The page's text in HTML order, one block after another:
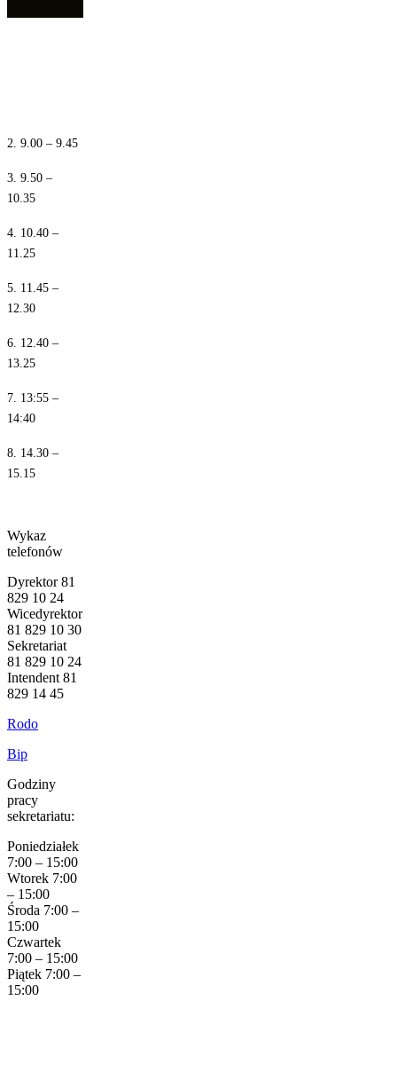
2. 9.00 – 9.45
3. 9.50 –
10.35
4. 10.40 –
11.25
5. 11.45 –
12.30
6. 12.40 –
13.25
7. 13:55 –
14:40
8. 14.30 –
15.15
Wykaz
telefonów
Dyrektor 81
829 10 24
Wicedyrektor
81 829 10 30
Sekretariat
81 829 10 24
Intendent 81
829 14 45
Rodo
Bip
Godziny
pracy
sekretariatu:
Poniedziałek
7:00 – 15:00
Wtorek 7:00
– 15:00
Środa 7:00 –
15:00
Czwartek
7:00 – 15:00
Piątek 7:00 –
15:00